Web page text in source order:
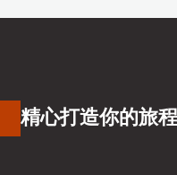
精心打造你的旅